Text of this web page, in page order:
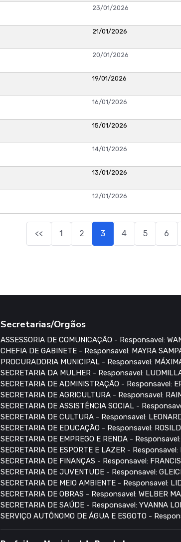
23/01/2026
21/01/2026
20/01/2026
19/01/2026
16/01/2026
15/01/2026
14/01/2026
13/01/2026
12/01/2026
<< 1 2 3 4 5 6
Secretarias/Orgãos
ASSESSORIA DE COMUNICAÇÃO - Responsavel:
CHEFIA DE GABINETE - Responsavel: MAYRA
PROCURADORIA MUNICIPAL - Responsavel:
SECRETARIA DA MULHER - Responsavel:
SECRETARIA DE ADMINISTRAÇÃO - Responsavel:
SECRETARIA DE AGRICULTURA - Responsavel:
SECRETARIA DE ASSISTÊNCIA SOCIAL -
SECRETARIA DE CULTURA - Responsavel:
SECRETARIA DE EDUCAÇÃO - Responsavel:
SECRETARIA DE EMPREGO E RENDA -
SECRETARIA DE ESPORTE E LAZER - Responsavel:
SECRETARIA DE FINANÇAS - Responsavel:
SECRETARIA DE JUVENTUDE - Responsavel:
SECRETARIA DE MEIO AMBIENTE - Responsavel:
SECRETARIA DE OBRAS - Responsavel: WELBER
SECRETARIA DE SAÚDE - Responsavel: YVANNA
SERVIÇO AUTÔNOMO DE ÁGUA E ESGOTO -